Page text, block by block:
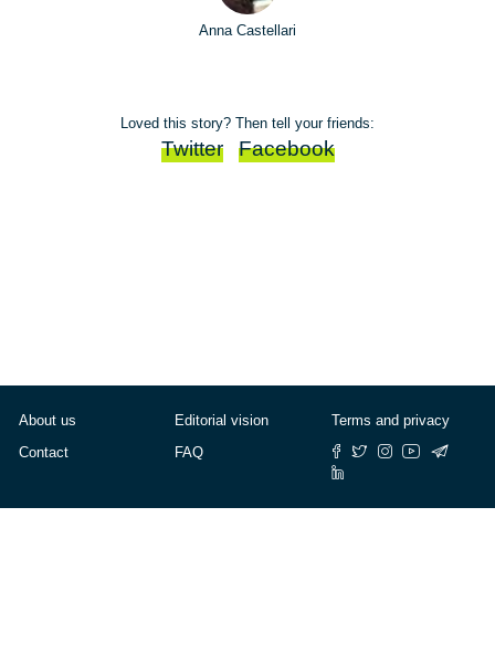
Anna Castellari
Loved this story? Then tell your friends:
Twitter Facebook
About us
Contact
Editorial vision
FAQ
Terms and privacy